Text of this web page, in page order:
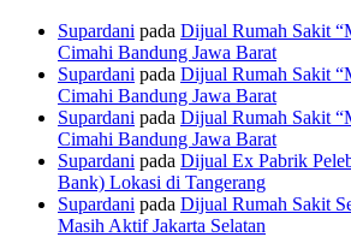
Supardani pada Dijual Rumah Sakit
Cimahi Bandung Jawa Barat
Supardani pada Dijual Rumah Sakit
Cimahi Bandung Jawa Barat
Supardani pada Dijual Rumah Sakit
Cimahi Bandung Jawa Barat
Supardani pada Dijual Ex Pabrik
Bank) Lokasi di Tangerang
Supardani pada Dijual Rumah Sakit
Masih Aktif Jakarta Selatan